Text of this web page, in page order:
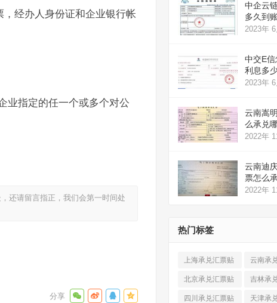
经办人身份证和企业银行帐
业指定的任一个或多个对公
还请留言指正，我们会第一时间处
中企云
多久到
2023年 6
中交E
利息多
2023年 6
云南嵩
么承兑
2022年
云南迪
票怎么
2022年
热门标签
上海承兑汇票贴
现(520)
云南承
现(324)
北京承兑汇票贴
现 (912)
吉林承
现(123)
四川承兑汇票贴
天津承